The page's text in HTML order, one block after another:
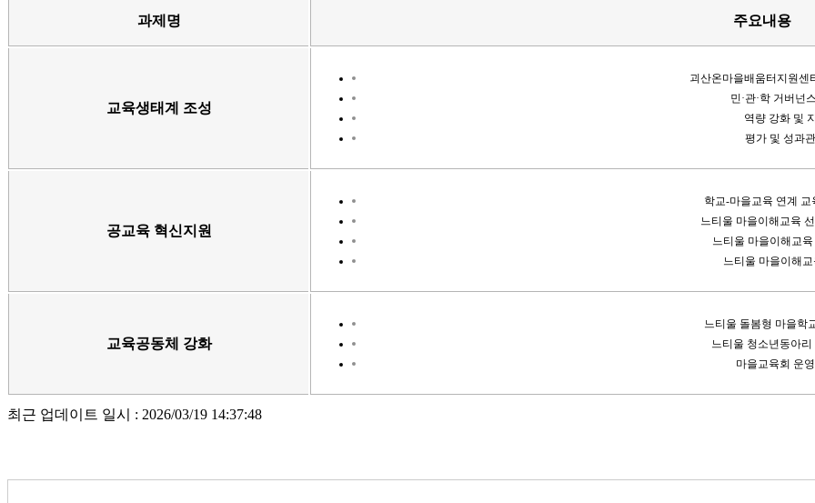
과제명 주요내용
교육생태계 조성
괴산온마을배움터지원센
민·관·학 거버넌
역량 강화 및
평가 및 성과관
공교육 혁신지원
학교-마을교육 연계 교
느티울 마을이해교육
느티울 마을이해교
느티울 마을이해
교육공동체 강화
느티울 돌봄형 마을학
느티울 청소년동아리
마을교육회 운
최근 업데이트 일시 : 2026/03/19 14:37:48